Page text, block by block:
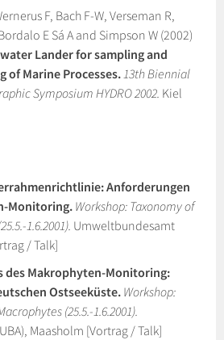
F, Bach F-W, Verseman R,
E Sá A and Simpson W (2002)
Lander for sampling and
of Marine Processes.13th Biennial
Symposium HYDRO 2002. Kiel
Anforderungen
Monitoring. Workshop: Taxonomy of
1.6.2001). Umweltbundesamt
/ Talk]
des Makrophyten-Monitoring:
Ostseeküste. Workshop:
(25.5.-1.6.2001).
Maasholm [Vortrag / Talk]